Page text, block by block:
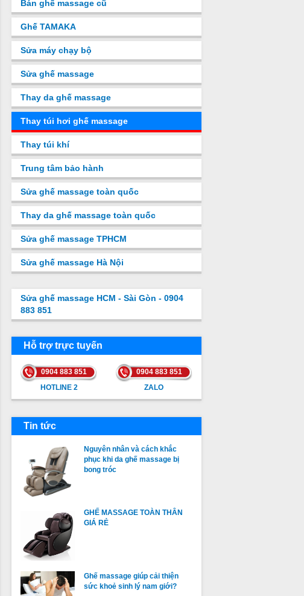
Bán ghế massage cũ
Ghế TAMAKA
Sửa máy chạy bộ
Sửa ghế massage
Thay da ghế massage
Thay túi hơi ghế massage
Thay túi khí
Trung tâm bảo hành
Sửa ghế massage toàn quốc
Thay da ghế massage toàn quốc
Sửa ghế massage TPHCM
Sửa ghế massage Hà Nội
Sửa ghế massage HCM - Sài Gòn - 0904
883 851
Hỗ trợ trực tuyến
0904 883 851
HOTLINE 2
HOTLINE 2
0904 883 851
ZALO
ZALO
Tin tức
Nguyên nhân và cách khắc
phục khi da ghế massage bị
bong tróc
GHẾ MASSAGE TOÀN THÂN
GIÁ RẺ
Ghế massage giúp cải thiện
sức khoẻ sinh lý nam giới?